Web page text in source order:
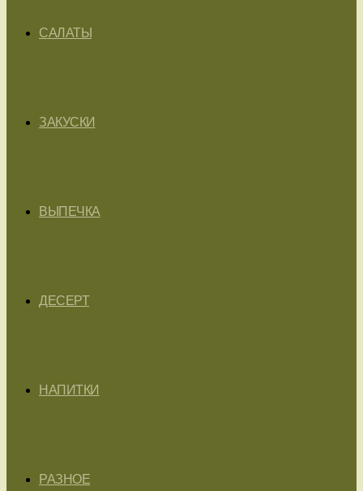
САЛАТЫ
ЗАКУСКИ
ВЫПЕЧКА
ДЕСЕРТ
НАПИТКИ
РАЗНОЕ